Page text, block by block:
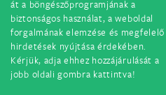
át a böngészőprogramjának a
biztonságos használat, a weboldal
forgalmának elemzése és megfelelő
hirdetések nyújtása érdekében.
Kérjük, adja ehhez hozzájárulását a
jobb oldali gombra kattintva!
© Minden jog fenntartva. 2018.